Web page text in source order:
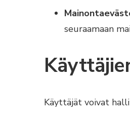
seuraamaan
Käyttäjät voivat